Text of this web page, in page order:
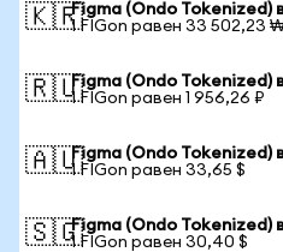
🇰🇷Figma (Ondo
1 FIGon равен 33 502,23
🇷🇺Figma (Ondo Tokenized)
1 FIGon равен 1 956,26 ₽
🇦🇺Figma (Ondo
1 FIGon равен 33,65 $
🇸🇬Figma (Ondo Tokenized)
1 FIGon равен 30,40 $